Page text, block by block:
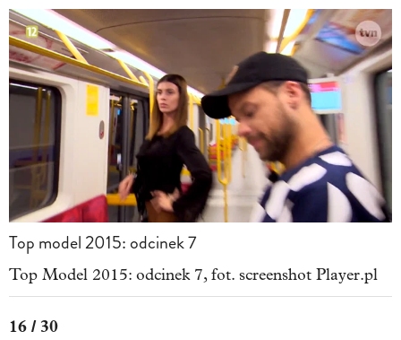
Top model 2015: odcinek 7
Top Model 2015: odcinek 7, fot. screenshot Player.pl
16 / 30